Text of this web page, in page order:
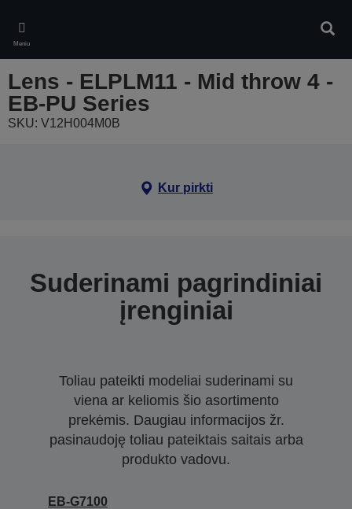
main
content
Meniu
Lens - ELPLM11 - Mid throw 4 -
EB-PU Series
SKU: V12H004M0B
Kur pirkti
Suderinami pagrindiniai
įrenginiai
Toliau pateikti modeliai suderinami su
viena ar keliomis šio asortimento
prekėmis. Daugiau informacijos žr.
pasinaudoję toliau pateiktais saitais arba
produkto vadovu.
EB-G7100